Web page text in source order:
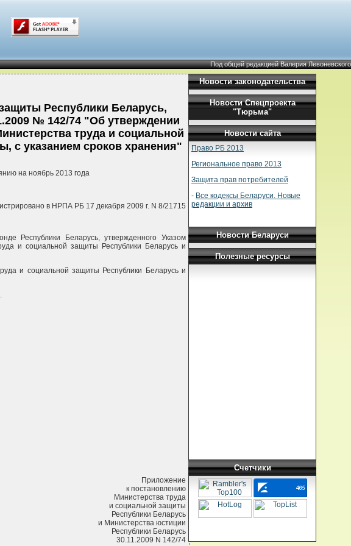
Под общей редакцией Валерия Левоневского
Республики Беларусь,
№ 142/74 "Об утверждении
труда и социальной
с указанием сроков хранения"
на ноябрь 2013 года
в НРПА РБ 17 декабря 2009 г. N 8/21715
Республики Беларусь, утвержденного Указом
и социальной защиты Республики Беларусь и
и социальной защиты Республики Беларусь и
Приложение
к постановлению
Министерства труда
и социальной защиты
Республики Беларусь
и Министерства юстиции
Республики Беларусь
30.11.2009 N 142/74
Новости законодательства
Новости Спецпроекта
"Тюрьма"
Новости сайта
Право РБ 2013
Региональное право 2013
Защита прав потребителей
- Все кодексы Беларуси. Новые
редакции и архив
Новости Беларуси
Полезные ресурсы
Счетчики